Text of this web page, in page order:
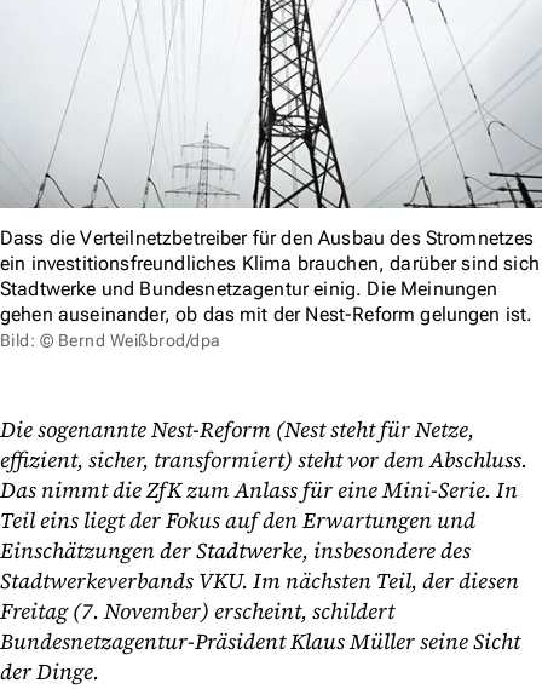
Dass die Verteilnetzbetreiber für den Ausbau des Stromnetzes
ein investitionsfreundliches Klima brauchen, darüber sind sich
Stadtwerke und Bundesnetzagentur einig. Die Meinungen
gehen auseinander, ob das mit der Nest-Reform gelungen ist.
Bild: © Bernd Weißbrod/dpa
Die sogenannte Nest-Reform (Nest steht für Netze,
effizient, sicher, transformiert) steht vor dem Abschluss.
Das nimmt die ZfK zum Anlass für eine Mini-Serie. In
Teil eins liegt der Fokus auf den Erwartungen und
Einschätzungen der Stadtwerke, insbesondere des
Stadtwerkeverbands VKU. Im nächsten Teil, der diesen
Freitag (7. November) erscheint, schildert
Bundesnetzagentur-Präsident Klaus Müller seine Sicht
der Dinge.